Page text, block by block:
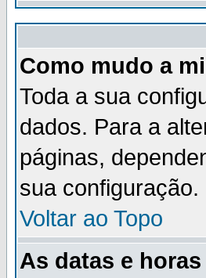
Como mudo a
Toda a sua
dados. Para a
páginas,
sua configuração.
Voltar ao Topo
As datas e